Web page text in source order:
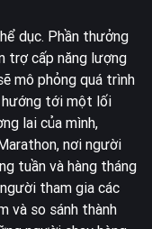
dục. Phần thưởng
trợ cấp năng lượng
mô phỏng quá trình
hướng tới một lối
lai của mình,
nơi người
tuần và hàng tháng
tham gia các
và so sánh thành